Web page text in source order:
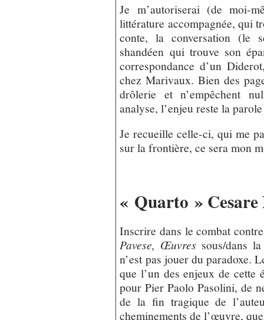
Je m’autoriserai (de
littérature accompagnée, qui
conte, la conversation (le
shandéen qui trouve son
correspondance d’un
chez Marivaux. Bien des
drôlerie et n’empêchent
analyse, l’enjeu reste la
Je recueille celle-ci, qui me
sur la frontière, ce sera mon
« Quarto »
Inscrire dans le combat
Pavese, Œuvres sous/dans
n’est pas jouer du paradoxe.
que l’un des enjeux de cette
pour Pier Paolo Pasolini, de
de la fin tragique de
cheminements de l’œuvre,